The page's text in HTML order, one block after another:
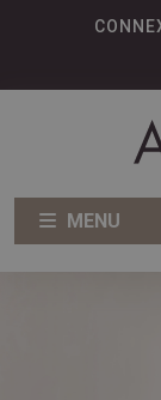
MENU